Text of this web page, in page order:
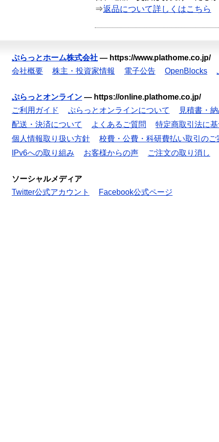
⇒返品について詳しくはこちら
ぷらっとホーム株式会社 — https://www.plathome.co.jp/
会社概要
株主・投資家情報 電子公告 OpenBlocks
ぷらっとオンライン — https://online.plathome.co.jp/
ご利用ガイド
ぷらっとオンラインについて
見積書・
配送・決済について
よくあるご質問
特定商取引法に
個人情報取り扱い方針
校費・公費・科研費払い取引のご
IPv6への取り組み
お客様からの声 ご注文の取り消し
ソーシャルメディア
Twitter公式アカウント
Facebook公式ページ